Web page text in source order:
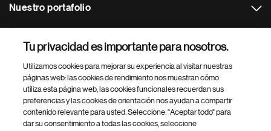
Nuestro portafolio
Footer Site Search
Tu privacidad es importante para nosotros.
Utilizamos cookies para mejorar su experiencia al visitar nuestras
páginas web: las cookies de rendimiento nos muestran cómo
utiliza esta página web, las cookies funcionales recuerdan sus
preferencias y las cookies de orientación nos ayudan a compartir
contenido relevante para usted. Seleccione: "Aceptar todo" para
dar su consentimiento a todas las cookies, seleccione